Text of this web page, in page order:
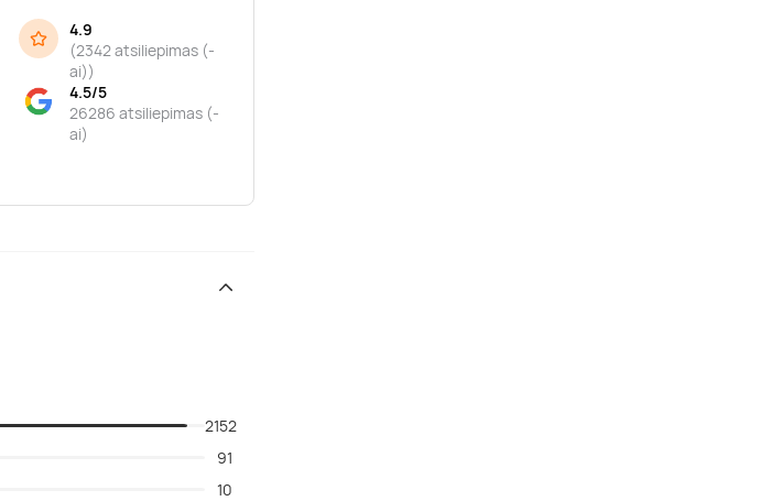
4.9
(2342 atsiliepimas (-
ai))
4.5/5
26286 atsiliepimas (-
ai)
2152
91
10